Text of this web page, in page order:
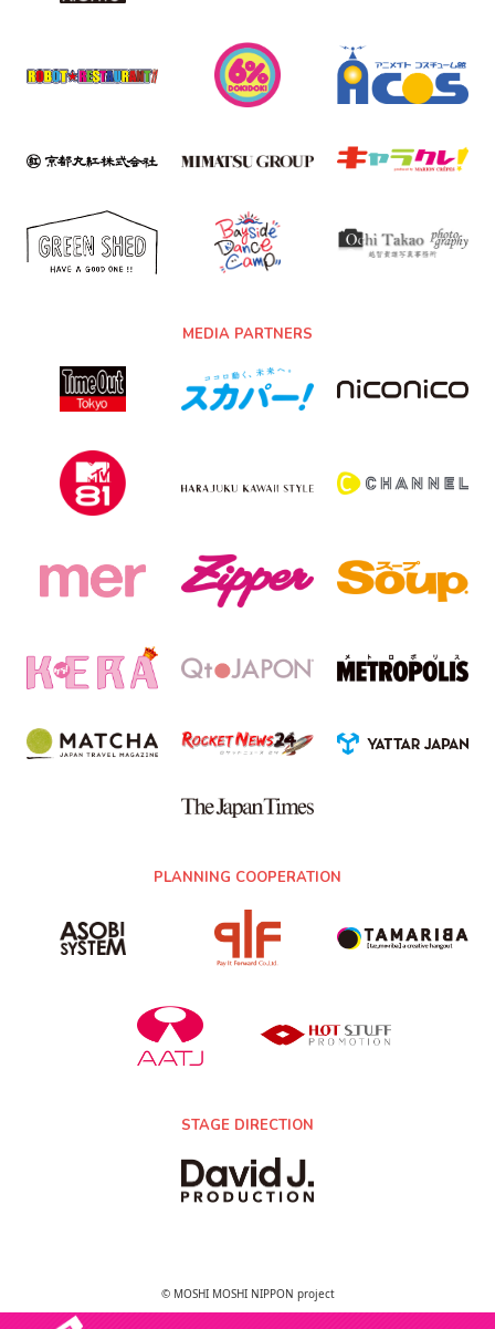
MEDIA PARTNERS
PLANNING COOPERATION
STAGE DIRECTION
© MOSHI MOSHI NIPPON project